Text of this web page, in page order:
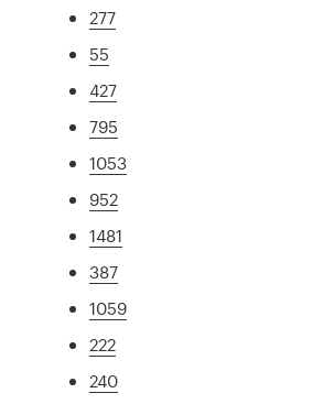
277
55
427
795
1053
952
1481
387
1059
222
240